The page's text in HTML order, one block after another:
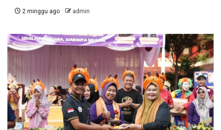
2 minggu ago admin